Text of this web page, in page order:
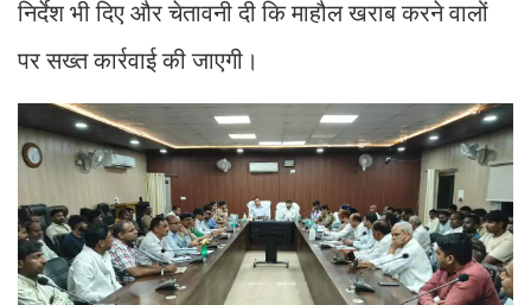
निर्देश भी दिए और चेतावनी दी कि माहौल खराब करने वालों
पर सख्त कार्रवाई की जाएगी।